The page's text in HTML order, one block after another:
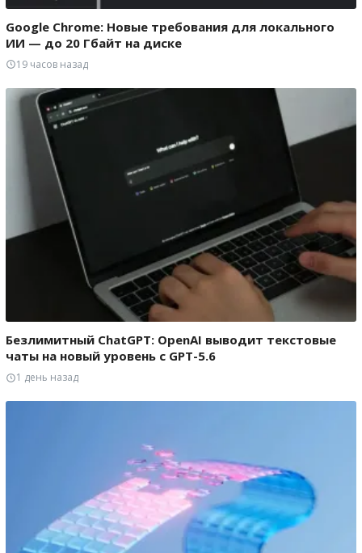
Google Chrome: Новые требования для локального
ИИ — до 20 Гбайт на диске
19 часов назад
Безлимитный ChatGPT: OpenAI выводит текстовые
чаты на новый уровень с GPT-5.6
1 день назад